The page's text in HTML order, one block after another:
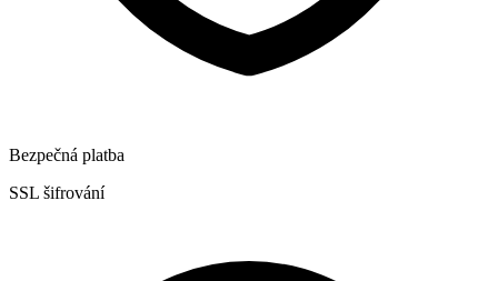
Bezpečná platba
SSL šifrování